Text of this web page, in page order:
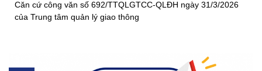
Căn cứ công văn số 692/TTQLGTCC-QLĐH ngày 31/3/2026
của Trung tâm quản lý giao thông